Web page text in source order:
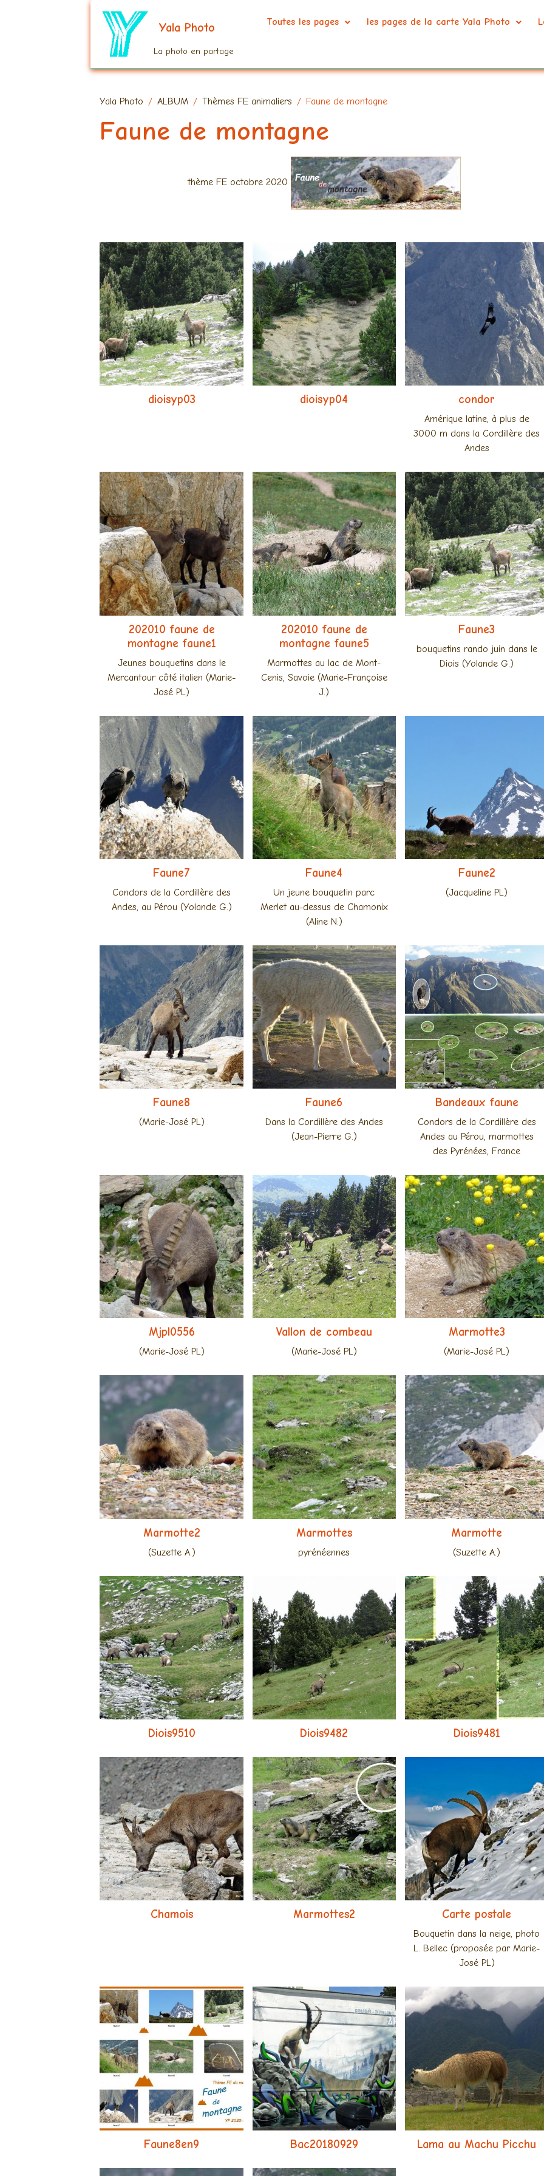
Yala Photo
La photo en partage
Toutes les pages les pages de la carte Yala Photo
Yala Photo ALBUM Thèmes FE animaliers Faune de montagne
Faune de montagne
thème FE octobre 2020
dioisyp03 dioisyp04 condor
Amérique latine, à plus de
3000 m dans la Cordillère des
Andes
202010 faune de
montagne faune1
Jeunes bouquetins dans le
Mercantour côté italien (Marie-
José PL)
202010 faune de
montagne faune5
Marmottes au lac de Mont-
Cenis, Savoie (Marie-Françoise
J.)
Faune3
bouquetins rando juin dans le
Diois (Yolande G.)
Faune7
Condors de la Cordillère des
Andes, au Pérou (Yolande G.)
Faune4
Un jeune bouquetin parc
Merlet au-dessus de Chamonix
(Aline N.)
Faune2
(Jacqueline PL)
Faune8
(Marie-José PL)
Faune6
Dans la Cordillère des Andes
(Jean-Pierre G.)
Bandeaux faune
Condors de la Cordillère des
Andes au Pérou, marmottes
des Pyrénées, France
Mjpl0556
(Marie-José PL)
Vallon de combeau
(Marie-José PL)
Marmotte3
(Marie-José PL)
Marmotte2
(Suzette A.)
Marmottes
pyrénéennes
Marmotte
(Suzette A.)
Diois9510 Diois9482 Diois9481
Chamois Marmottes2 Carte postale
Bouquetin dans la neige, photo
L. Bellec (proposée par Marie-
José PL)
Faune8en9 Bac20180929 Lama au Machu Picchu